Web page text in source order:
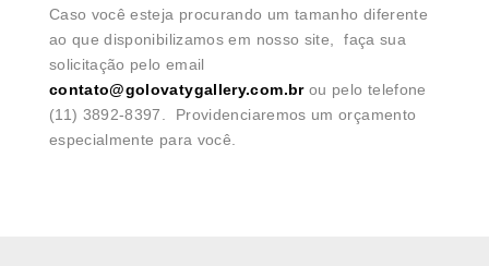
Caso você esteja procurando um tamanho diferente
ao que disponibilizamos em nosso site, faça sua
solicitação pelo email
contato@golovatygallery.com.brou pelo telefone
(11) 3892-8397. Providenciaremos um orçamento
especialmente para você.